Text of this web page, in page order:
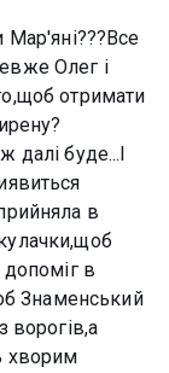
Олег і
отримати
далі буде...І
в
допоміг в
Знаменський
ворогів,а
хворим